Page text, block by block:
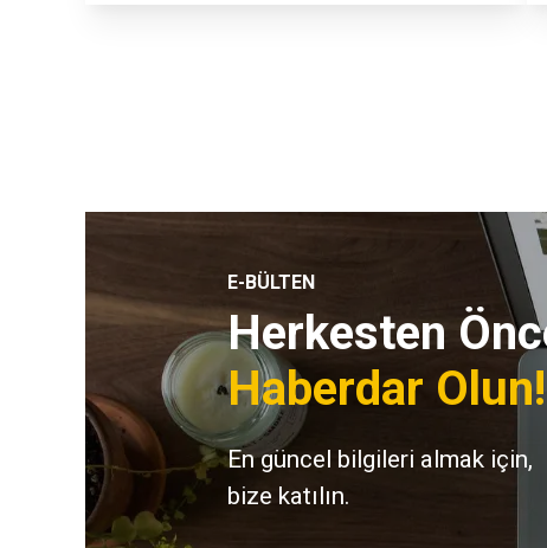
E-BÜLTEN
Herkesten
Haberdar Olun!
En güncel bilgileri almak için,
bize katılın.